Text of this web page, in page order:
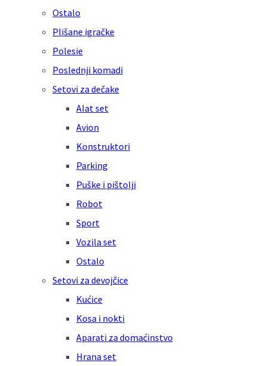
Ostalo
Plišane igračke
Polesie
Poslednji komadi
Setovi za dečake
Alat set
Avion
Konstruktori
Parking
Puške i pištolji
Robot
Sport
Vozila set
Ostalo
Setovi za devojčice
Kućice
Kosa i nokti
Aparati za domaćinstvo
Hrana set